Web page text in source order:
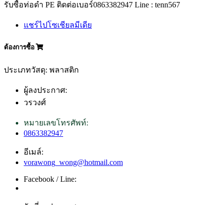
รับซื้อท่อดำ PE ติดต่อเบอร์0863382947 Line : tenn567
แชร์ไปโซเชียลมีเดีย
ต้องการซื้อ
ประเภทวัสดุ: พลาสติก
ผู้ลงประกาศ:
วรวงศ์
หมายเลขโทรศัพท์:
0863382947
อีเมล์:
vorawong_wong@hotmail.com
Facebook / Line: